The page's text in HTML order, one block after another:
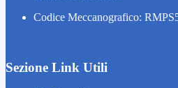
Codice Meccanografico:
Sezione Link Utili